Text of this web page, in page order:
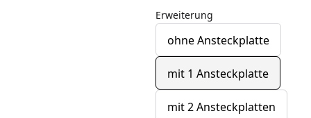
Erweiterung
ohne Ansteckplatte
mit 1 Ansteckplatte
mit 2 Ansteckplatten